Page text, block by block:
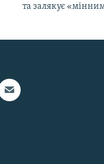
та залякує